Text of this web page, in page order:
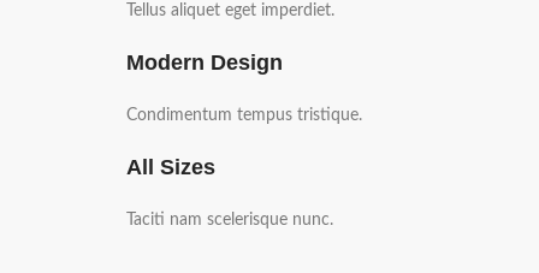
Tellus aliquet eget imperdiet.
Modern Design
Condimentum tempus tristique.
All Sizes
Taciti nam scelerisque nunc.